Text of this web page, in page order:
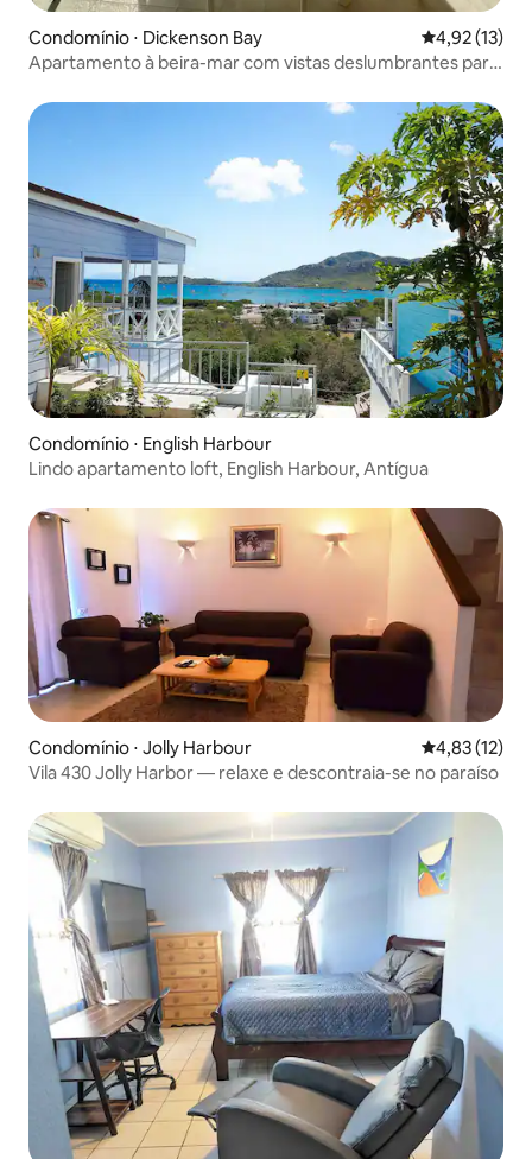
Condomínio ⋅ Dickenson Bay 4,92 de uma
4,92 (13)
Apartamento à beira-mar com vistas deslumbrantes para
Condomínio ⋅ English Harbour
Lindo apartamento loft, English Harbour, Antígua
Condomínio ⋅ Jolly Harbour 4,83 de uma
4,83 (12)
Vila 430 Jolly Harbor — relaxe e descontraia-se no paraíso